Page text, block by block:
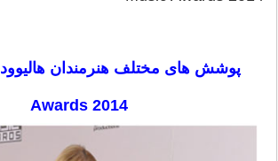
Awards 2014